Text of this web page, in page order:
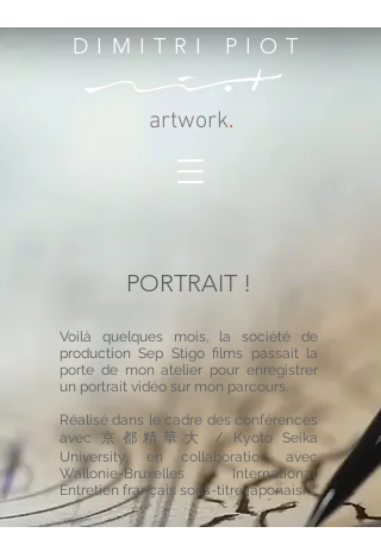
DIMITRI PIOT
artwork.
PORTRAIT !
Voilà quelques mois, la société de
production Sep Stigo films passait la
porte de mon atelier pour enregistrer
un portrait vidéo sur mon parcours.
Réalisé dans le cadre des conférences
avec 京都精華大 / Kyoto Seika
University, en collaboration avec
Wallonie-Bruxelles International.
Entretien français sous-titré japonais.